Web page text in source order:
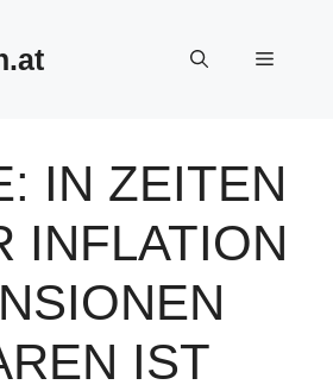
Menü
IN ZEITEN
INFLATION
IST